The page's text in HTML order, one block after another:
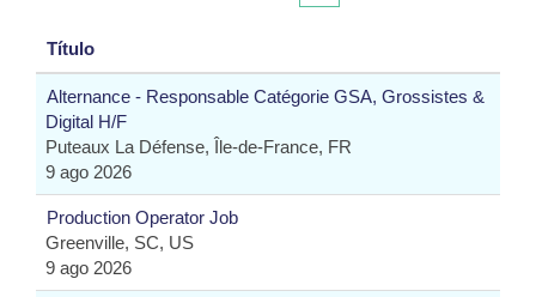
Título
Alternance - Responsable Catégorie GSA, Grossistes &
Digital H/F
Puteaux La Défense, Île-de-France, FR
9 ago 2026
Production Operator Job
Greenville, SC, US
9 ago 2026